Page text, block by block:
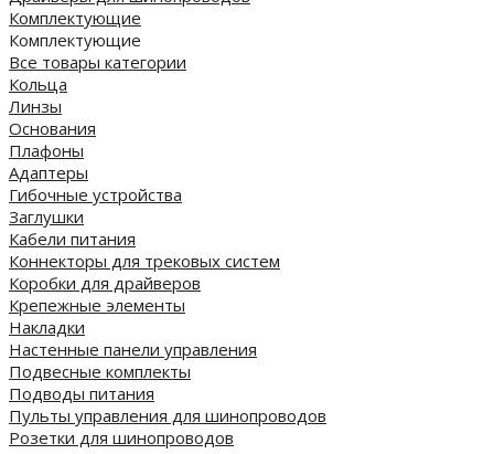
Комплектующие
Комплектующие
Все товары категории
Кольца
Линзы
Основания
Плафоны
Адаптеры
Гибочные устройства
Заглушки
Кабели питания
Коннекторы для трековых систем
Коробки для драйверов
Крепежные элементы
Накладки
Настенные панели управления
Подвесные комплекты
Подводы питания
Пульты управления для шинопроводов
Розетки для шинопроводов